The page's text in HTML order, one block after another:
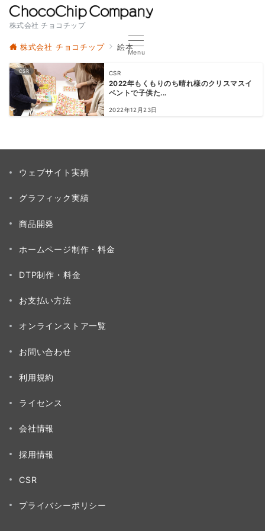
株式会社 チョコチップ
Menu
株式会社 チョコチップ 絵本
CSR CSR
2022年もくもりのち晴れ様のクリスマスイ
ベントで子供た...
2022年12月23日
ウェブサイト実績
グラフィック実績
商品開発
ホームページ制作・料金
DTP制作・料金
お支払い方法
オンラインストア一覧
お問い合わせ
利用規約
ライセンス
会社情報
採用情報
CSR
プライバシーポリシー